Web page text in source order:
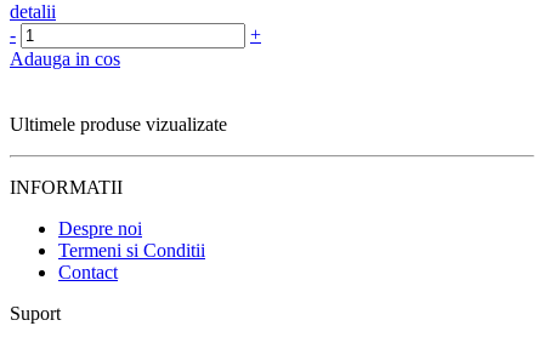
detalii
-
+
Adauga in cos
Ultimele produse vizualizate
INFORMATII
Despre noi
Termeni si Conditii
Contact
Suport